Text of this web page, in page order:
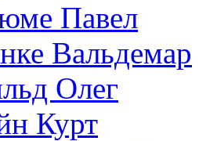
Павел
Вальдемар
Олег
Курт